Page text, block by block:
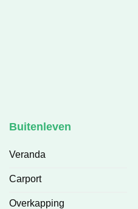
Buitenleven
Veranda
Carport
Overkapping